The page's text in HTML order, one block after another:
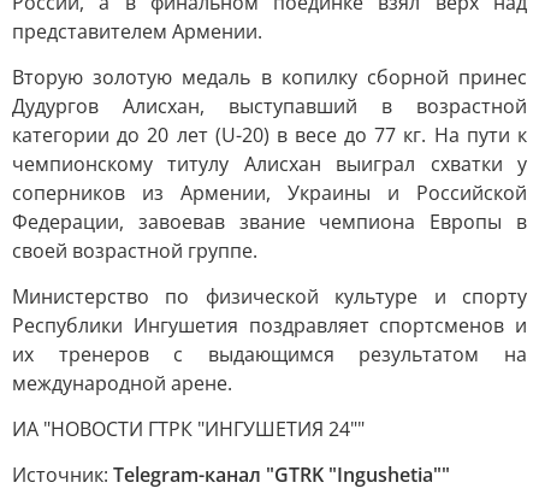
представителем Армении.
Вторую золотую медаль в копилку сборной принес
Дудургов Алисхан, выступавший в возрастной
категории до 20 лет (U-20) в весе до 77 кг. На пути к
чемпионскому титулу Алисхан выиграл схватки у
соперников из Армении, Украины и Российской
Федерации, завоевав звание чемпиона Европы в
своей возрастной группе.
Министерство по физической культуре и спорту
Республики Ингушетия поздравляет спортсменов и
их тренеров с выдающимся результатом на
международной арене.
ИА "НОВОСТИ ГТРК "ИНГУШЕТИЯ 24""
Источник: Telegram-канал "GTRK "Ingushetia""